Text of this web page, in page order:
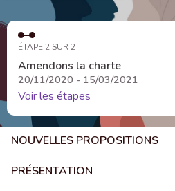
ÉTAPE 2 SUR 2
Amendons la charte
20/11/2020 - 15/03/2021
Voir les étapes
NOUVELLES PROPOSITIONS
PRÉSENTATION